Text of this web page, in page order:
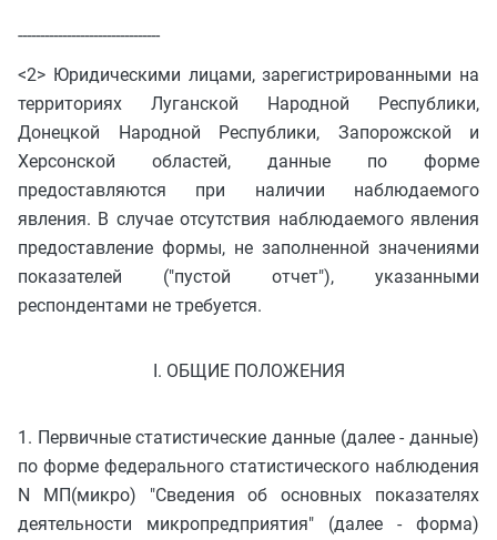
--------------------------------
<2> Юридическими лицами, зарегистрированными на
территориях Луганской Народной Республики,
Донецкой Народной Республики, Запорожской и
Херсонской областей, данные по форме
предоставляются при наличии наблюдаемого
явления. В случае отсутствия наблюдаемого явления
предоставление формы, не заполненной значениями
показателей ("пустой отчет"), указанными
респондентами не требуется.
I. ОБЩИЕ ПОЛОЖЕНИЯ
1. Первичные статистические данные (далее - данные)
по форме федерального статистического наблюдения
N МП(микро) "Сведения об основных показателях
деятельности микропредприятия" (далее - форма)